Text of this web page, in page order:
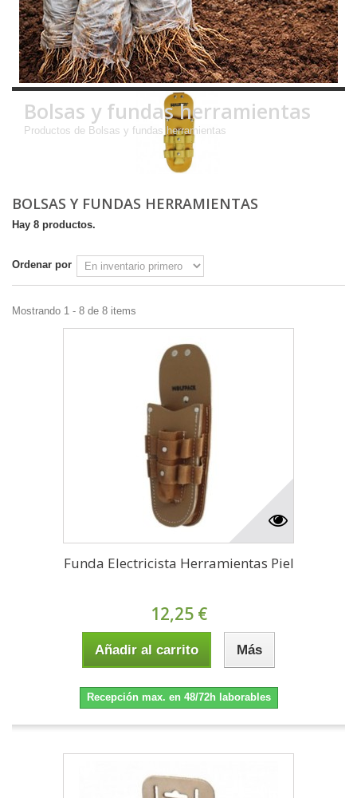
Bolsas y fundas herramientas
Productos de Bolsas y fundas herramientas
BOLSAS Y FUNDAS HERRAMIENTAS
Hay 8 productos.
Ordenar por
Mostrando 1 - 8 de 8 items
Funda Electricista Herramientas Piel
12,25 €
Añadir al carrito Más
Recepción max. en 48/72h laborables